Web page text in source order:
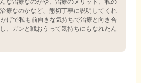
な治療なのかや、治療のメリット、私の
療なのかなど、懇切丁寧に説明してくれ
げで私も前向きな気持ちで治療と向き合
、ガンと戦おうって気持ちにもなれたん